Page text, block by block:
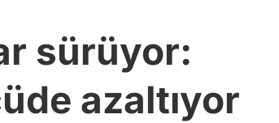
sürüyor:
azaltıyor